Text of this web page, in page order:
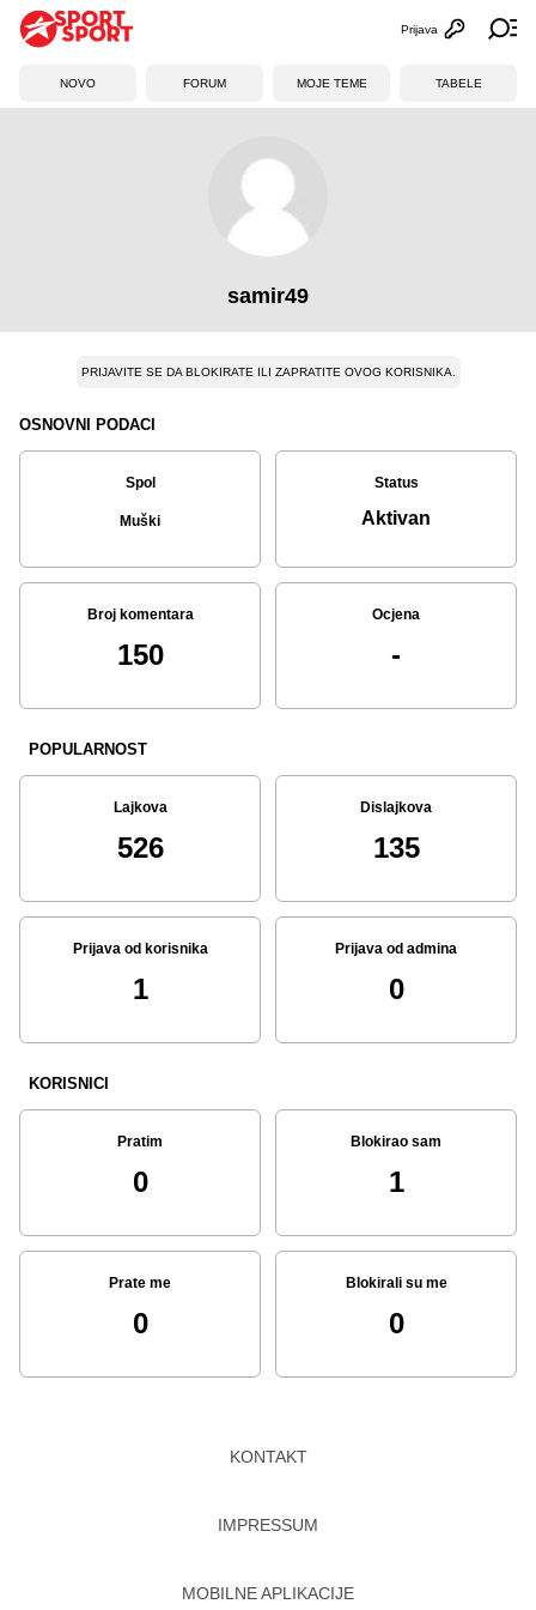
Otvori
Prijava
NOVO FORUM MOJE TEME TABELE
samir49
PRIJAVITE SE DA BLOKIRATE ILI ZAPRATITE OVOG KORISNIKA.
OSNOVNI PODACI
Spol
Muški
Status
Aktivan
Broj komentara
150
Ocjena
-
POPULARNOST
Lajkova
526
Dislajkova
135
Prijava od korisnika
1
Prijava od admina
0
KORISNICI
Pratim
0
Blokirao sam
1
Prate me
0
Blokirali su me
0
KONTAKT
IMPRESSUM
MOBILNE APLIKACIJE